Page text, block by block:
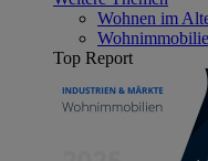
Wohnen im
Top Report